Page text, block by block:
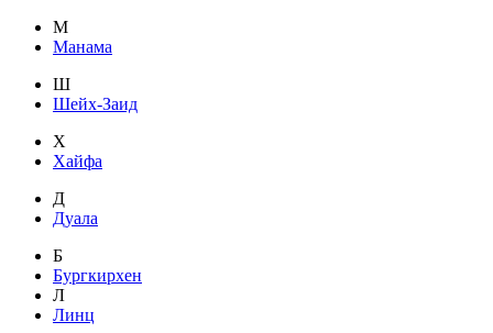
М
Манама
Ш
Шейх-Заид
Х
Хайфа
Д
Дуала
Б
Бургкирхен
Л
Линц